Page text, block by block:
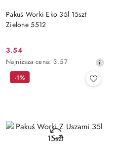
Pakuś Worki Eko 35l 15szt
Zielone 5512
Cena
promocyjna:
3.54
Najniższa
cena
Najniższa cena: 3.57
-1%